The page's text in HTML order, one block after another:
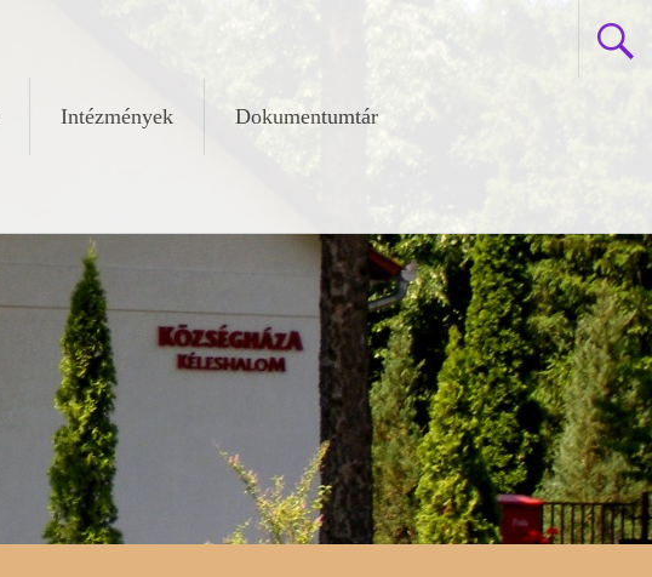
Intézmények Dokumentumtár